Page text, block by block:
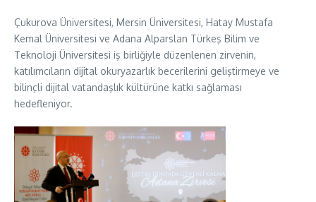
Çukurova Üniversitesi, Mersin Üniversitesi, Hatay Mustafa
Kemal Üniversitesi ve Adana Alparslan Türkeş Bilim ve
Teknoloji Üniversitesi iş birliğiyle düzenlenen zirvenin,
katılımcıların dijital okuryazarlık becerilerini geliştirmeye ve
bilinçli dijital vatandaşlık kültürüne katkı sağlaması
hedefleniyor.